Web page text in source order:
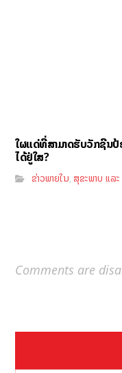
ໃຜແດ່ທີ່ສາມາດຮັບວັກຊີນປ້
ໄດ້ຢູ່ໃສ?
ຂ່າວພາຍໃນ,ສຸຂະພາບ ແລ
Comments are